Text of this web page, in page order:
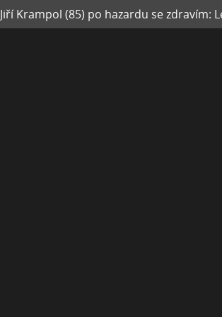
Jiří Krampol (85) po hazardu se zdravím: